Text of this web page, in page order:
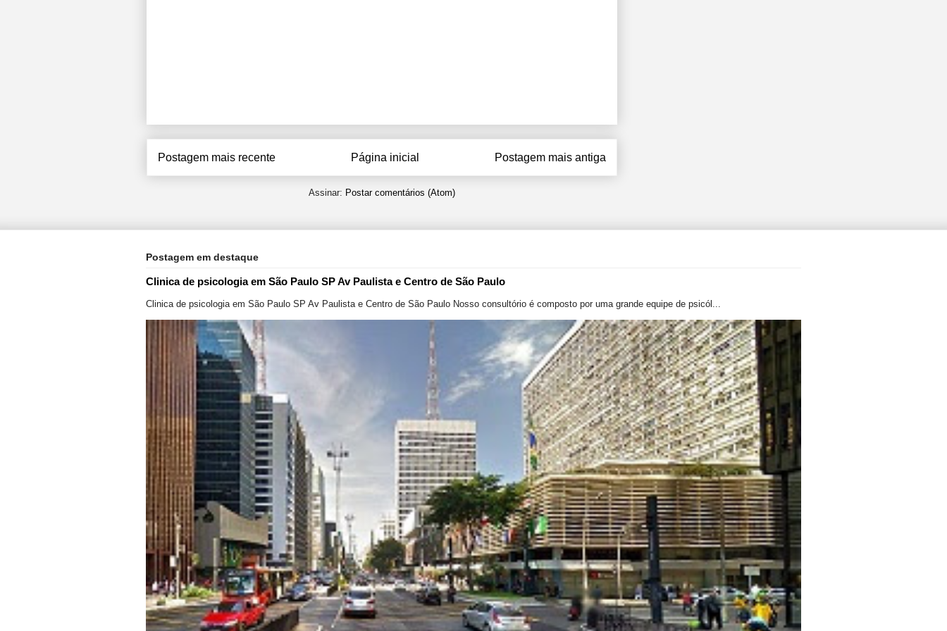
Postagem mais recente Postagem mais antiga
Página inicial
Assinar: Postar comentários (Atom)
Postagem em destaque
Clinica de psicologia em São Paulo SP Av Paulista e Centro de São Paulo
Clinica de psicologia em São Paulo SP Av Paulista e Centro de São Paulo Nosso consultório é composto por uma grande equipe de psicól...